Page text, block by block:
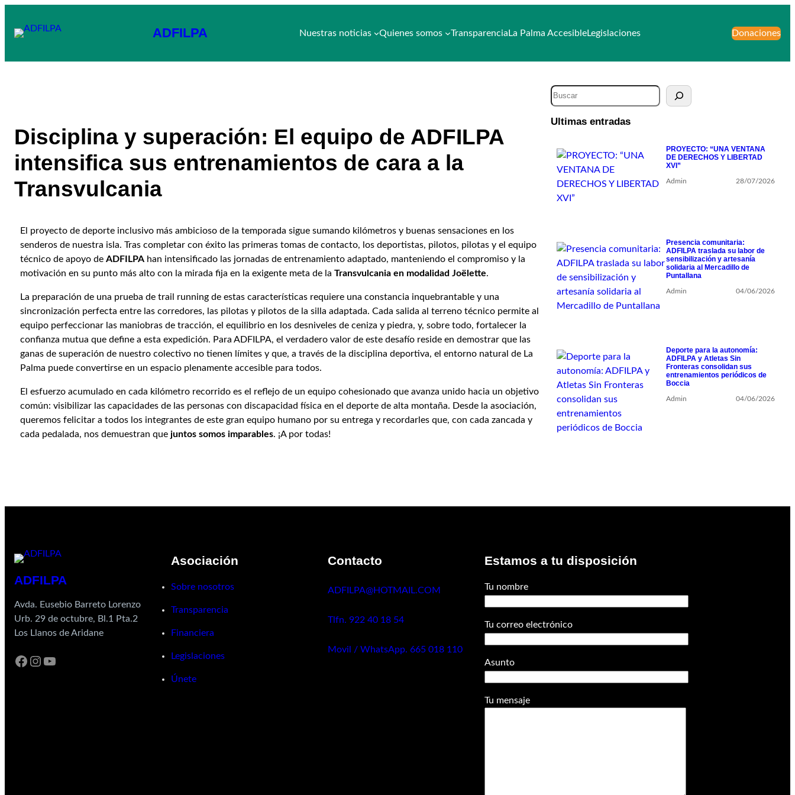
ADFILPA Nuestras noticias Quienes somos Transparencia La Palma AccesibleLegislaciones Donaciones
Disciplina y superación: El equipo de ADFILPA
intensifica sus entrenamientos de cara a la
Transvulcania
El proyecto de deporte inclusivo más ambicioso de la temporada sigue sumando kilómetros y buenas sensaciones en los
senderos de nuestra isla. Tras completar con éxito las primeras tomas de contacto, los deportistas, pilotos, pilotas y el equipo
técnico de apoyo de ADFILPA han intensificado las jornadas de entrenamiento adaptado, manteniendo el compromiso y la
motivación en su punto más alto con la mirada fija en la exigente meta de la Transvulcania en modalidad Joëlette.
La preparación de una prueba de trail running de estas características requiere una constancia inquebrantable y una
sincronización perfecta entre las corredores, las pilotas y pilotos de la silla adaptada. Cada salida al terreno técnico permite al
equipo perfeccionar las maniobras de tracción, el equilibrio en los desniveles de ceniza y piedra, y, sobre todo, fortalecer la
confianza mutua que define a esta expedición. Para ADFILPA, el verdadero valor de este desafío reside en demostrar que las
ganas de superación de nuestro colectivo no tienen límites y que, a través de la disciplina deportiva, el entorno natural de La
Palma puede convertirse en un espacio plenamente accesible para todos.
El esfuerzo acumulado en cada kilómetro recorrido es el reflejo de un equipo cohesionado que avanza unido hacia un objetivo
común: visibilizar las capacidades de las personas con discapacidad física en el deporte de alta montaña. Desde la asociación,
queremos felicitar a todos los integrantes de este gran equipo humano por su entrega y recordarles que, con cada zancada y
cada pedalada, nos demuestran que juntos somos imparables. ¡A por todas!
Ultimas entradas
PROYECTO: “UNA VENTANA
DE DERECHOS Y LIBERTAD
XVI”
Admin 28/07/2026
Presencia comunitaria:
ADFILPA traslada su labor de
sensibilización y artesanía
solidaria al Mercadillo de
Puntallana
Admin 04/06/2026
Deporte para la autonomía:
ADFILPA y Atletas Sin
Fronteras consolidan sus
entrenamientos periódicos de
Boccia
Admin 04/06/2026
ADFILPA
Avda. Eusebio Barreto Lorenzo
Urb. 29 de octubre, Bl.1 Pta.2
Los Llanos de Aridane
Asociación
Sobre nosotros
Transparencia
Financiera
Legislaciones
Únete
Contacto
ADFILPA@HOTMAIL.COM
Tlfn. 922 40 18 54
Movil / WhatsApp. 665 018 110
Estamos a tu disposición
Tu nombre
Tu correo electrónico
Asunto
Tu mensaje